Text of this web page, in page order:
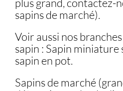
plus grand, contactez-
sapins de marché).
Voir aussi nos
sapin : Sapin miniature
sapin en pot.
Sapins de marché